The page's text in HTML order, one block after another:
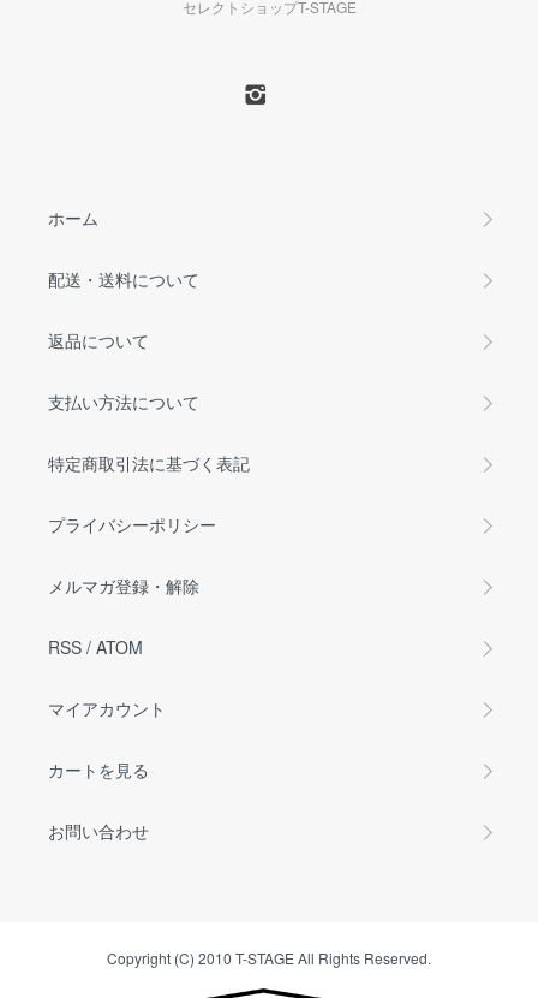
セレクトショップT-STAGE
ホーム
配送・送料について
返品について
支払い方法について
特定商取引法に基づく表記
プライバシーポリシー
メルマガ登録・解除
RSS / ATOM
マイアカウント
カートを見る
お問い合わせ
Copyright (C) 2010 T-STAGE All Rights Reserved.